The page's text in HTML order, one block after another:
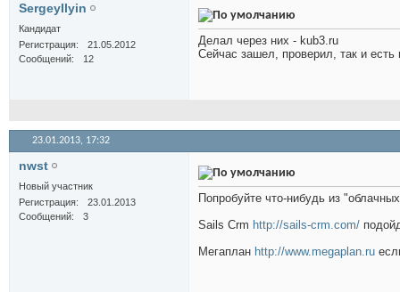
SergeyIlyin
Кандидат
Регистрация
21.05.2012
Сообщений
12
Делал через них - kub3.ru
Сейчас зашел, проверил, так и есть
23.01.2013, 17:32
nwst
Новый участник
Регистрация
23.01.2013
Сообщений
3
Попробуйте что-нибудь из
Sails Crm http://sails-crm.com/
Мегаплан http://www.megaplan.ru